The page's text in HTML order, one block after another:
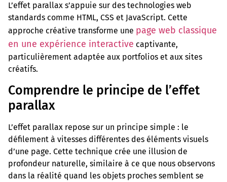
L’effet parallax s’appuie sur des technologies web
standards comme HTML, CSS et JavaScript. Cette
approche créative transforme une page web classique
en une expérience interactive captivante,
particulièrement adaptée aux portfolios et aux sites
créatifs.
Comprendre le principe de l’effet
parallax
L’effet parallax repose sur un principe simple : le
défilement à vitesses différentes des éléments visuels
d’une page. Cette technique crée une illusion de
profondeur naturelle, similaire à ce que nous observons
dans la réalité quand les objets proches semblent se